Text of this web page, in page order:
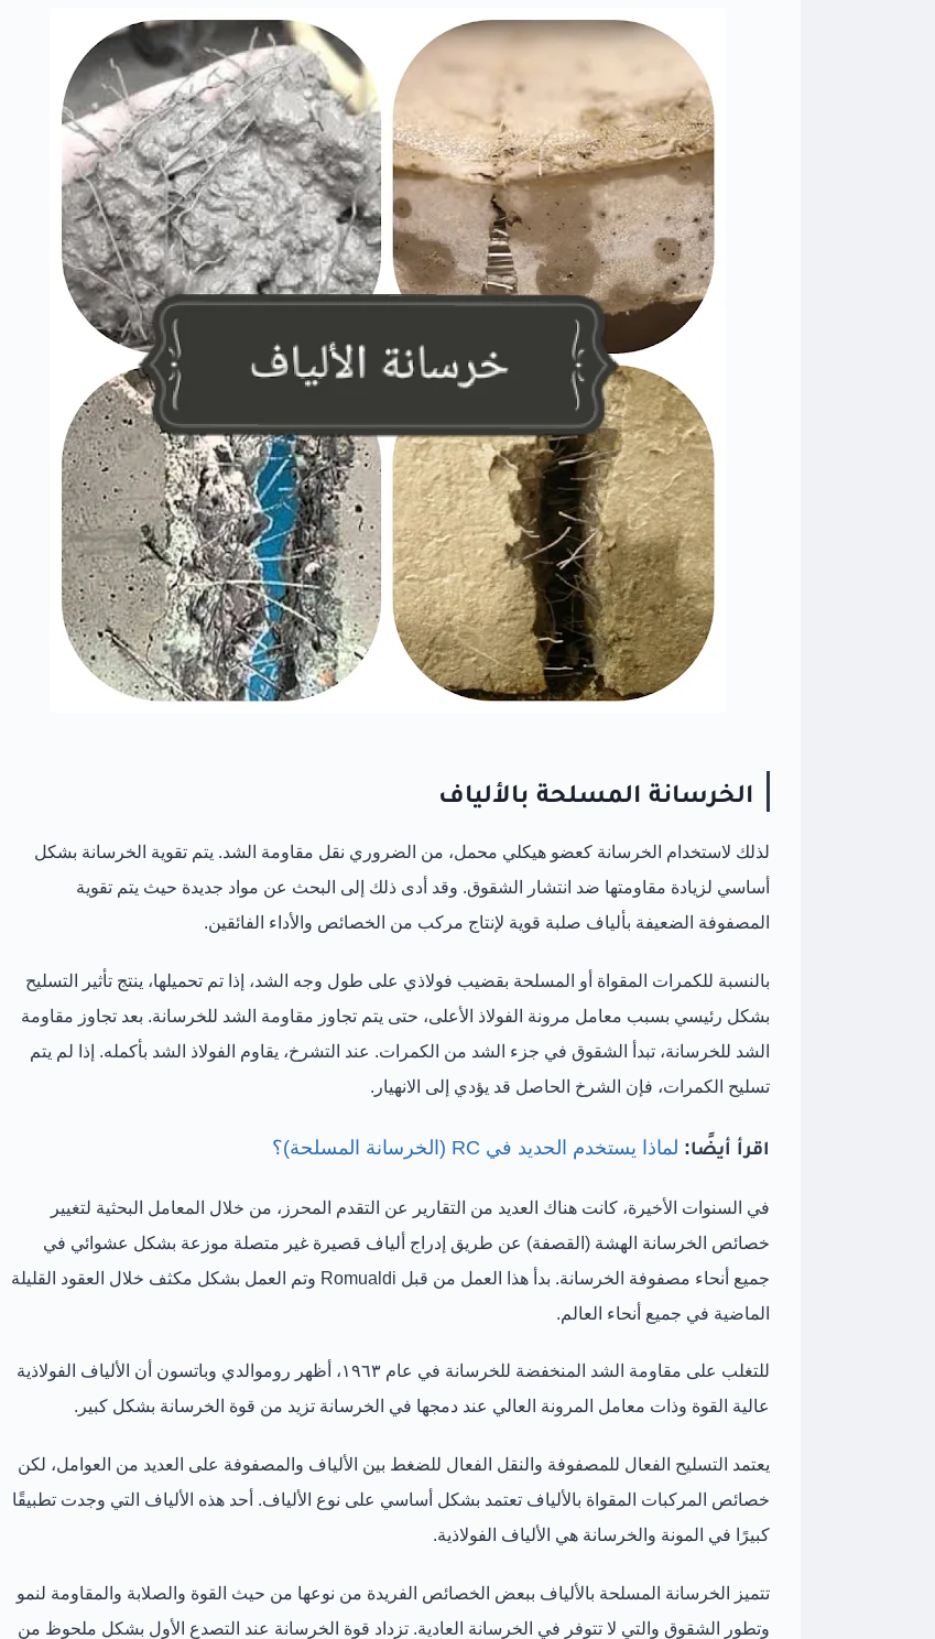
الخرسانة المسلحة بالألياف
لذلك لاستخدام الخرسانة كعضو هيكلي محمل، من الضروري نقل مقاومة الشد. يتم تقوية الخرسانة بشكل
أساسي لزيادة مقاومتها ضد انتشار الشقوق. وقد أدى ذلك إلى البحث عن مواد جديدة حيث يتم تقوية
المصفوفة الضعيفة بألياف صلبة قوية لإنتاج مركب من الخصائص والأداء الفائقين.
بالنسبة للكمرات المقواة أو المسلحة بقضيب فولاذي على طول وجه الشد، إذا تم تحميلها، ينتج تأثير التسليح
بشكل رئيسي بسبب معامل مرونة الفولاذ الأعلى، حتى يتم تجاوز مقاومة الشد للخرسانة. بعد تجاوز مقاومة
الشد للخرسانة، تبدأ الشقوق في جزء الشد من الكمرات. عند التشرخ، يقاوم الفولاذ الشد بأكمله. إذا لم يتم
تسليح الكمرات، فإن الشرخ الحاصل قد يؤدي إلى الانهيار.
اقرأ أيضًا: لماذا يستخدم الحديد في RC (الخرسانة المسلحة)؟
في السنوات الأخيرة، كانت هناك العديد من التقارير عن التقدم المحرز، من خلال المعامل البحثية لتغيير
خصائص الخرسانة الهشة (القصفة) عن طريق إدراج ألياف قصيرة غير متصلة موزعة بشكل عشوائي في
جميع أنحاء مصفوفة الخرسانة. بدأ هذا العمل من قبل Romualdi وتم العمل بشكل مكثف خلال العقود القليلة
الماضية في جميع أنحاء العالم.
للتغلب على مقاومة الشد المنخفضة للخرسانة في عام ١٩٦٣، أظهر روموالدي وباتسون أن الألياف الفولاذية
عالية القوة وذات معامل المرونة العالي عند دمجها في الخرسانة تزيد من قوة الخرسانة بشكل كبير.
يعتمد التسليح الفعال للمصفوفة والنقل الفعال للضغط بين الألياف والمصفوفة على العديد من العوامل، لكن
خصائص المركبات المقواة بالألياف تعتمد بشكل أساسي على نوع الألياف. أحد هذه الألياف التي وجدت تطبيقًا
كبيرًا في المونة والخرسانة هي الألياف الفولاذية.
تتميز الخرسانة المسلحة بالألياف ببعض الخصائص الفريدة من نوعها من حيث القوة والصلابة والمقاومة لنمو
وتطور الشقوق والتي لا تتوفر في الخرسانة العادية. تزداد قوة الخرسانة عند التصدع الأول بشكل ملحوظ من